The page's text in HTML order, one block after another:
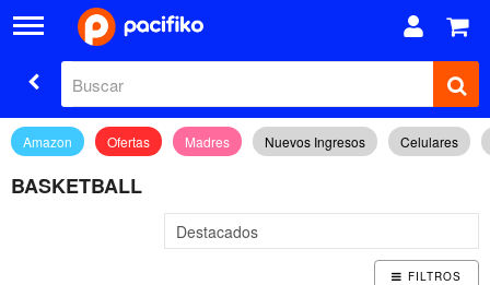
Amazon Ofertas Madres Nuevos Ingresos Celulares
BASKETBALL
FILTROS